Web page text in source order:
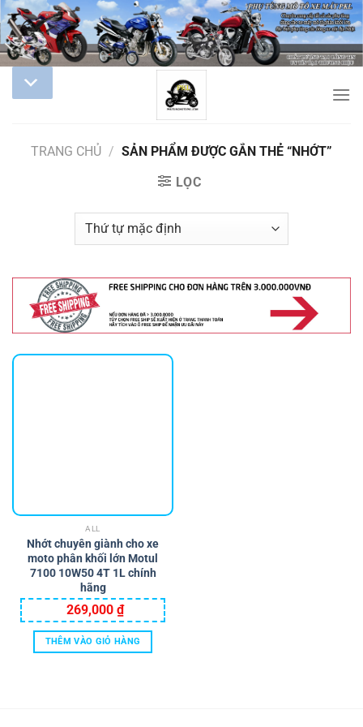
TRANG CHỦ / SẢN PHẨM ĐƯỢC GẮN THẺ “NHỚT”
LỌC
ALL
Nhớt chuyên giành cho xe
moto phân khối lớn Motul
7100 10W50 4T 1L chính
hãng
269,000 ₫
THÊM VÀO GIỎ HÀNG